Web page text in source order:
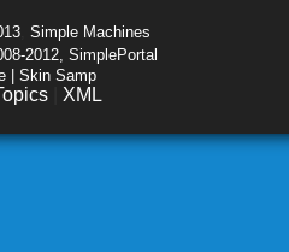
Simple Machines
2012, SimplePortal
| Skin Samp
XML